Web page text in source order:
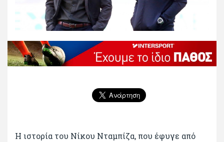
Η ιστορία του Νίκου Νταμπίζα, που έφυγε από